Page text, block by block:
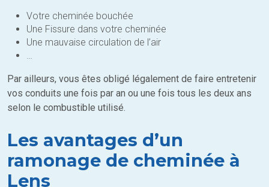
Votre cheminée bouchée
Une Fissure dans votre cheminée
Une mauvaise circulation de l’air
…
Par ailleurs, vous êtes obligé légalement de faire entretenir
vos conduits une fois par an ou une fois tous les deux ans
selon le combustible utilisé.
Les avantages d’un
ramonage de cheminée à
Lens